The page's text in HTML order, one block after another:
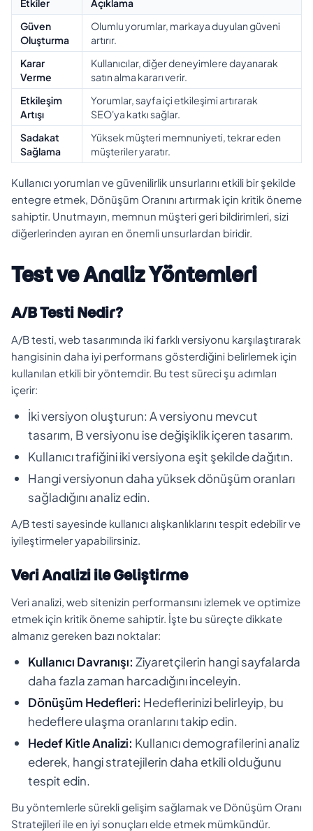
Etkiler
Açıklama
Güven
Oluşturma
Olumlu yorumlar, markaya duyulan güveni
artırır.
Karar
Verme
Kullanıcılar, diğer deneyimlere dayanarak
satın alma kararı verir.
Etkileşim
Artışı
Yorumlar, sayfa içi etkileşimi artırarak
SEO'ya katkı sağlar.
Sadakat
Sağlama
Yüksek müşteri memnuniyeti, tekrar eden
müşteriler yaratır.
Kullanıcı yorumları ve güvenilirlik unsurlarını etkili bir şekilde
entegre etmek, Dönüşüm Oranını artırmak için kritik öneme
sahiptir. Unutmayın, memnun müşteri geri bildirimleri, sizi
diğerlerinden ayıran en önemli unsurlardan biridir.
Test ve Analiz Yöntemleri
A/B Testi Nedir?
A/B testi, web tasarımında iki farklı versiyonu karşılaştırarak
hangisinin daha iyi performans gösterdiğini belirlemek için
kullanılan etkili bir yöntemdir. Bu test süreci şu adımları
içerir:
İki versiyon oluşturun: A versiyonu mevcut
tasarım, B versiyonu ise değişiklik içeren tasarım.
Kullanıcı trafiğini iki versiyona eşit şekilde dağıtın.
Hangi versiyonun daha yüksek dönüşüm oranları
sağladığını analiz edin.
A/B testi sayesinde kullanıcı alışkanlıklarını tespit edebilir ve
iyileştirmeler yapabilirsiniz.
Veri Analizi ile Geliştirme
Veri analizi, web sitenizin performansını izlemek ve optimize
etmek için kritik öneme sahiptir. İşte bu süreçte dikkate
almanız gereken bazı noktalar:
Kullanıcı Davranışı: Ziyaretçilerin hangi sayfalarda
daha fazla zaman harcadığını inceleyin.
Dönüşüm Hedefleri: Hedeflerinizi belirleyip, bu
hedeflere ulaşma oranlarını takip edin.
Hedef Kitle Analizi: Kullanıcı demografilerini analiz
ederek, hangi stratejilerin daha etkili olduğunu
tespit edin.
Bu yöntemlerle sürekli gelişim sağlamak ve Dönüşüm Oranı
Stratejileri ile en iyi sonuçları elde etmek mümkündür.